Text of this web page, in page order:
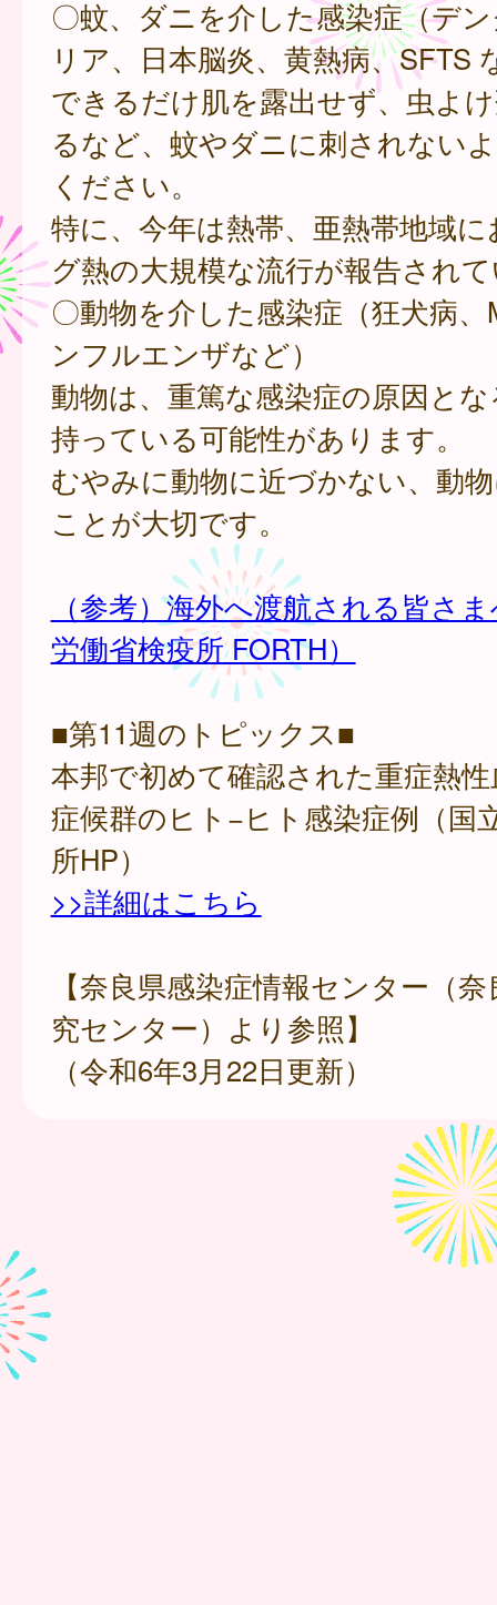
〇蚊、ダニを介した感染症（デ
リア、日本脳炎、黄熱病、SFTS
できるだけ肌を露出せず、虫よ
るなど、蚊やダニに刺されない
ください。
特に、今年は熱帯、亜熱帯地域
グ熱の大規模な流行が報告され
〇動物を介した感染症（狂犬病、
ンフルエンザなど）
動物は、重篤な感染症の原因と
持っている可能性があります。
むやみに動物に近づかない、動
ことが大切です。
（参考）海外へ渡航される皆さ
労働省検疫所 FORTH）
■第11週のトピックス■
本邦で初めて確認された重症熱
症候群のヒト−ヒト感染症例（国
所HP）
>>詳細はこちら
【奈良県感染症情報センター（
究センター）より参照】
（令和6年3月22日更新）